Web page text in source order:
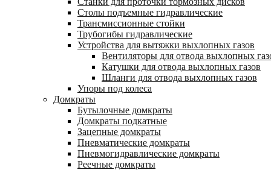
Столы подъемные гидравлические
Трансмиссионные стойки
Трубогибы гидравлические
Устройства для вытяжки выхлопных газов
Вентиляторы для отвода выхлопных
Катушки для отвода выхлопных газов
Шланги для отвода выхлопных газов
Упоры под колеса
Домкраты
Бутылочные домкраты
Домкраты подкатные
Зацепные домкраты
Пневматические домкраты
Пневмогидравлические домкраты
Реечные домкраты